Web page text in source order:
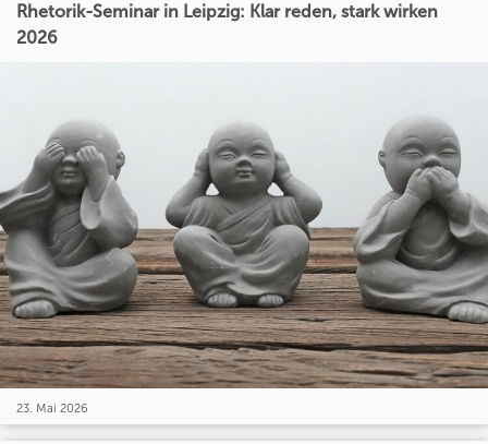
Rhetorik-Seminar in Leipzig: Klar reden, stark wirken
2026
23. Mai 2026